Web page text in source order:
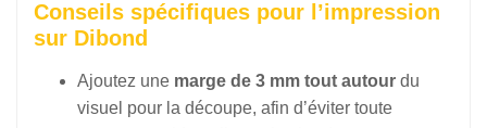
Conseils spécifiques pour l’impression
sur Dibond
Ajoutez une marge de 3 mm tout autour du
visuel pour la découpe, afin d’éviter toute